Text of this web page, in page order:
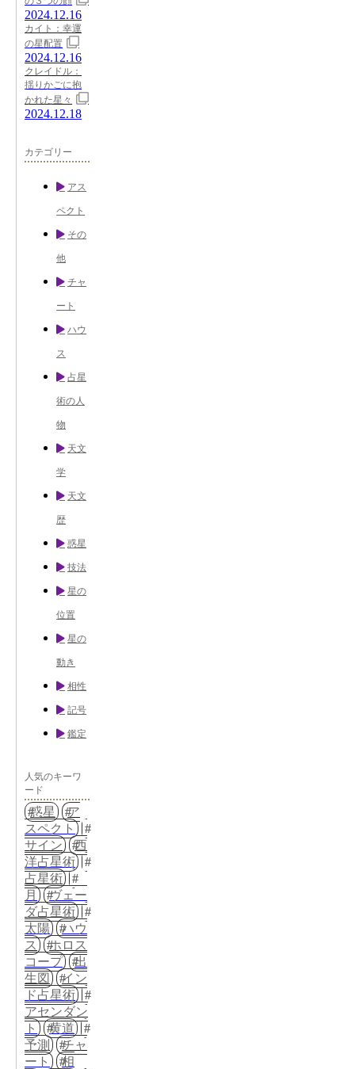
2024.12.16
カイト：幸運
の星配置
2024.12.16
クレイドル：
揺りかごに抱
かれた星々
2024.12.18
カテゴリー
アス
ペクト
その
他
チャ
ート
ハウ
ス
占星
術の人
物
天文
学
天文
歴
惑星
技法
星の
位置
星の
動き
相性
記号
鑑定
人気のキーワ
ード
惑星
ア
スペクト
サイン
西
洋占星術
占星術
月
ヴェー
ダ占星術
太陽
ハウ
ス
ホロス
コープ
出
生図
イン
ド占星術
アセンダン
ト
黄道
予測
チャ
ート
相